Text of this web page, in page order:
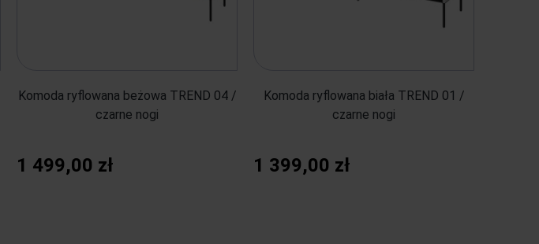
Komoda ryflowana beżowa TREND 04 /
czarne nogi
1 499,00 zł
Komoda ryflowana biała TREND 01 /
czarne nogi
1 399,00 zł